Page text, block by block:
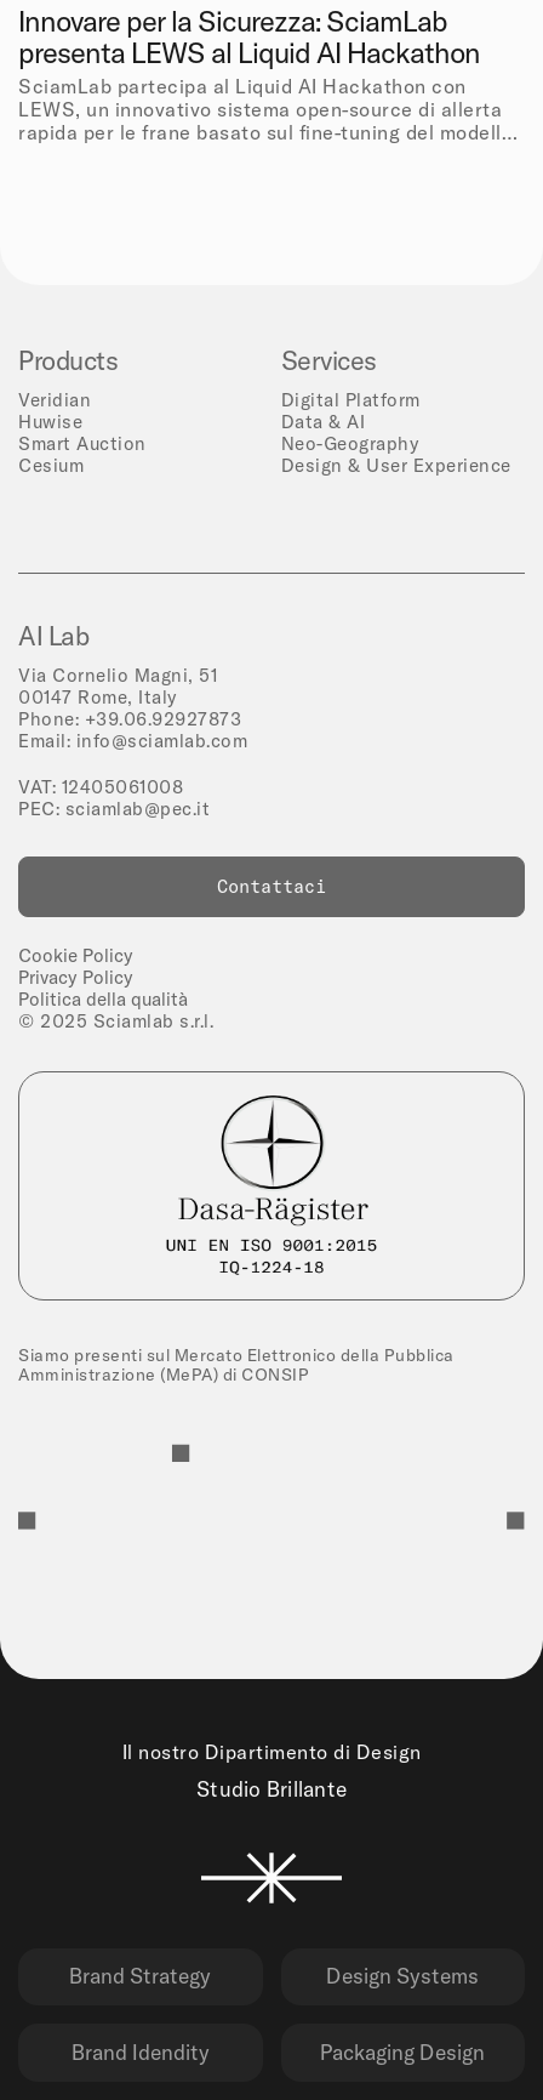
Innovare per la Sicurezza: SciamLab
presenta LEWS al Liquid AI Hackathon
SciamLab partecipa al Liquid AI Hackathon con
LEWS, un innovativo sistema open-source di allerta
rapida per le frane basato sul fine-tuning del modello
Products
Veridian
Huwise
Smart Auction
Cesium
Services
Digital Platform
Data & AI
Neo-Geography
Design & User Experience
AI Lab
Via Cornelio Magni, 51
00147 Rome, Italy
Phone: +39.06.92927873
Email: info@sciamlab.com
VAT: 12405061008
PEC: sciamlab@pec.it
Contattaci
Cookie Policy
Privacy Policy
Politica della qualità
© 2025 Sciamlab s.r.l.
Siamo presenti sul Mercato Elettronico della Pubblica
Amministrazione (MePA) di CONSIP
Il nostro Dipartimento di Design
Studio Brillante
Brand Strategy Design Systems
Brand Idendity Packaging Design